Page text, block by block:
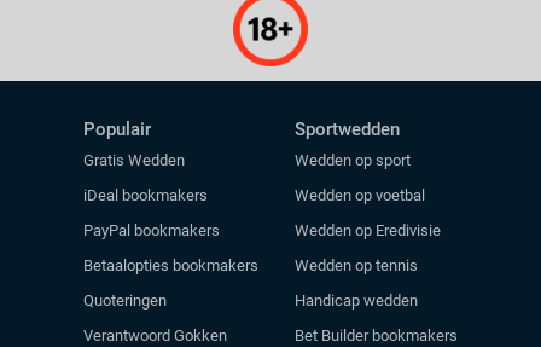
Populair
Gratis Wedden
iDeal bookmakers
PayPal bookmakers
Betaalopties bookmakers
Quoteringen
Verantwoord Gokken
Sportwedden
Wedden op sport
Wedden op voetbal
Wedden op Eredivisie
Wedden op tennis
Handicap wedden
Bet Builder bookmakers